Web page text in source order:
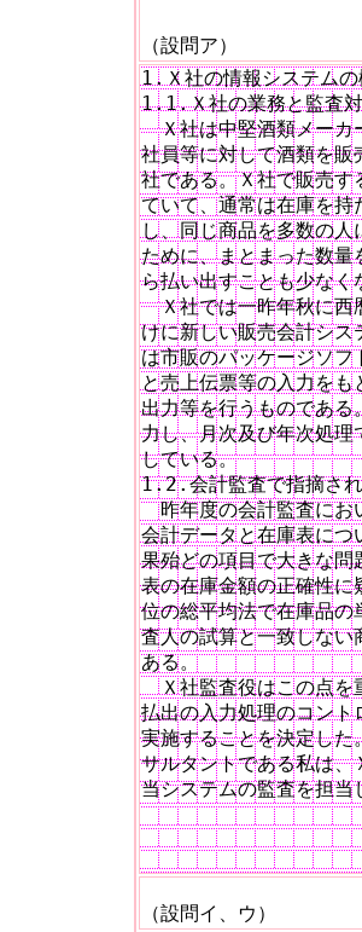
（設問ア）
1.Ｘ社の情報システム
1.1.Ｘ社の業務と監査
Ｘ社は中堅酒類メーカ
社員等に対して酒類を
社である。Ｘ社で販売
ていて、通常は在庫を
し、同じ商品を多数の
ために、まとまった数
ら払い出すことも少なく
Ｘ社では一昨年秋に西
けに新しい販売会計シ
は市販のパッケージソ
と売上伝票等の入力を
出力等を行うものであ
力し、月次及び年次処
している。　　　　　
1.2.会計監査で指摘さ
昨年度の会計監査にお
会計データと在庫表に
果殆どの項目で大きな
表の在庫金額の正確性
位の総平均法で在庫品
査人の試算と一致しな
ある。
Ｘ社監査役はこの点を
払出の入力処理のコン
実施することを決定し
サルタントである私は
当システムの監査を担当
（設問イ、ウ）